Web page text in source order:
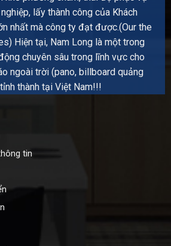
lấy thành công của Khách
nhất mà công ty đạt được.(Our the
Hiện tại, Nam Long là một trong
chuyên sâu trong lĩnh vực cho
ngoài trời (pano, billboard quảng
thành tại Việt Nam!!!
tin